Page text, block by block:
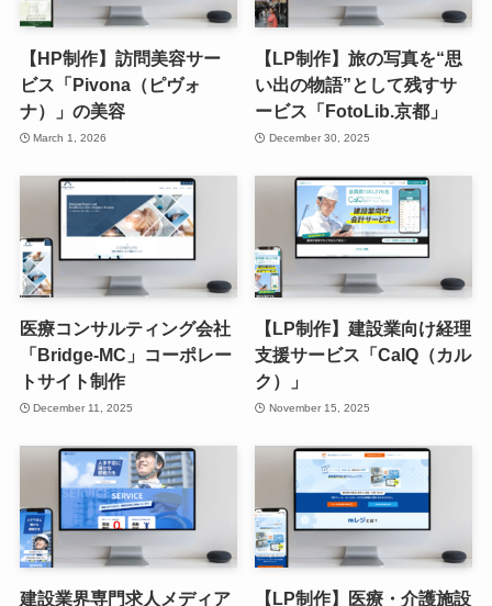
【HP制作】訪問美容サー
ビス「Pivona（ピヴォ
ナ）」の美容
March 1, 2026
【LP制作】旅の写真を“思
い出の物語”として残すサ
ービス「FotoLib.京都」
December 30, 2025
医療コンサルティング会社
「Bridge-MC」コーポレー
トサイト制作
December 11, 2025
【LP制作】建設業向け経理
支援サービス「CalQ（カル
ク）」
November 15, 2025
建設業界専門求人メディア
【LP制作】医療・介護施設